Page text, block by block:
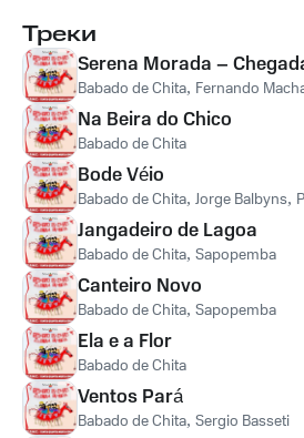
Треки
Serena Morada –
Babado de Chita, Fernando
Na Beira do Chico
Babado de Chita
Bode Véio
Babado de Chita, Jorge Balbyns,
Jangadeiro de Lagoa
Babado de Chita, Sapopemba
Canteiro Novo
Babado de Chita, Sapopemba
Ela e a Flor
Babado de Chita
Ventos Pará
Babado de Chita, Sergio Basseti